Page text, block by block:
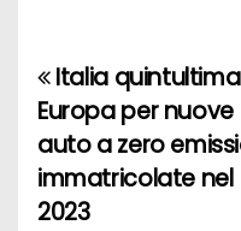
N
a
v
Italia
Europa per nuove
auto a zero
immatricolate nel
2023